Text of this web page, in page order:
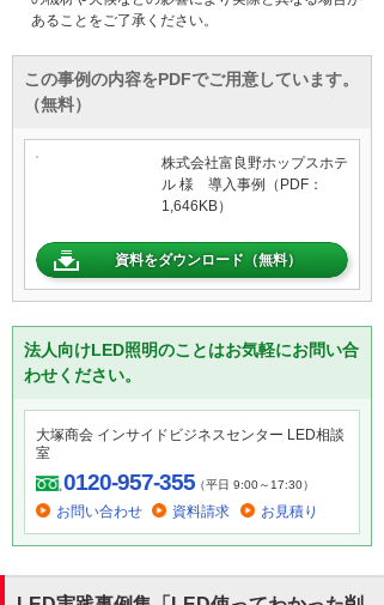
あることをご了承ください。
この事例の内容をPDFでご用意しています。
（無料）
株式会社富良野ホップスホテ
ル 様 導入事例（PDF：
1,646KB）
資料をダウンロード（無料）
法人向けLED照明のことはお気軽にお問い合
わせください。
大塚商会 インサイドビジネスセンター LED相談
室
0120-957-355（平日 9:00～17:30）
お問い合わせ 資料請求 お見積り